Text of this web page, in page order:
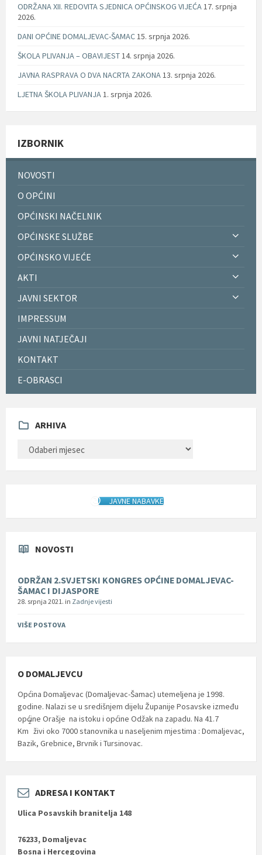
ODRŽANA XII. REDOVITA SJEDNICA OPĆINSKOG VIJEĆA17. srpnja
2026.
DANI OPĆINE DOMALJEVAC-ŠAMAC15. srpnja 2026.
ŠKOLA PLIVANJA – OBAVIJEST14. srpnja 2026.
JAVNA RASPRAVA O DVA NACRTA ZAKONA13. srpnja 2026.
LJETNA ŠKOLA PLIVANJA1. srpnja 2026.
IZBORNIK
NOVOSTI
O OPĆINI
OPĆINSKI NAČELNIK
OPĆINSKE SLUŽBE
OPĆINSKO VIJEĆE
AKTI
JAVNI SEKTOR
IMPRESSUM
JAVNI NATJEČAJI
KONTAKT
E-OBRASCI
ARHIVA
JAVNE NABAVKE
NOVOSTI
ODRŽAN 2.SVJETSKI KONGRES OPĆINE DOMALJEVAC-
ŠAMAC I DIJASPORE
28. srpnja 2021. in Zadnje vijesti
VIŠE POSTOVA
O DOMALJEVCU
Općina Domaljevac (Domaljevac-Šamac) utemeljena je 1998.
godine. Nalazi se u središnjem dijelu Županije Posavske između
općine Orašje na istoku i općine Odžak na zapadu. Na 41.7
Km
2
živi oko 7000 stanovnika u naseljenim mjestima : Domaljevac,
Bazik, Grebnice, Brvnik i Tursinovac.
ADRESA I KONTAKT
Ulica Posavskih branitelja 148
76233, Domaljevac
Bosna i Hercegovina